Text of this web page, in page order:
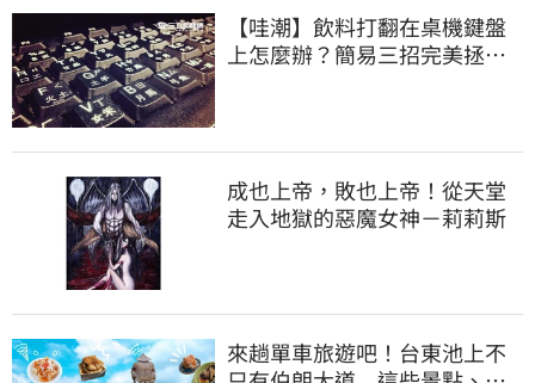
【哇潮】飲料打翻在桌機鍵盤
上怎麼辦？簡易三招完美拯救
成也上帝，敗也上帝！從天堂
走入地獄的惡魔女神－莉莉斯
來趟單車旅遊吧！台東池上不